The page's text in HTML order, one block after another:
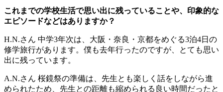
これまでの学校生活で思い出に残っていることや、印象的な
エピソードなどはありますか？
H.N.さん 中学3年次は、大阪・奈良・京都をめぐる3泊4日の
修学旅行があります。僕も去年行ったのですが、とても思い
出に残っています。
A.N.さん 桜鏡祭の準備は、先生とも楽しく話をしながら進
められたため、先生との距離も縮められる良い時間だったと